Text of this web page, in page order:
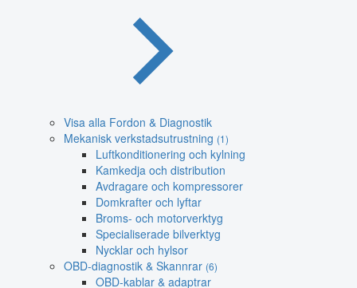
Visa alla Fordon & Diagnostik
Mekanisk verkstadsutrustning (1)
Luftkonditionering och kylning
Kamkedja och distribution
Avdragare och kompressorer
Domkrafter och lyftar
Broms- och motorverktyg
Specialiserade bilverktyg
Nycklar och hylsor
OBD-diagnostik & Skannrar (6)
OBD-kablar & adaptrar